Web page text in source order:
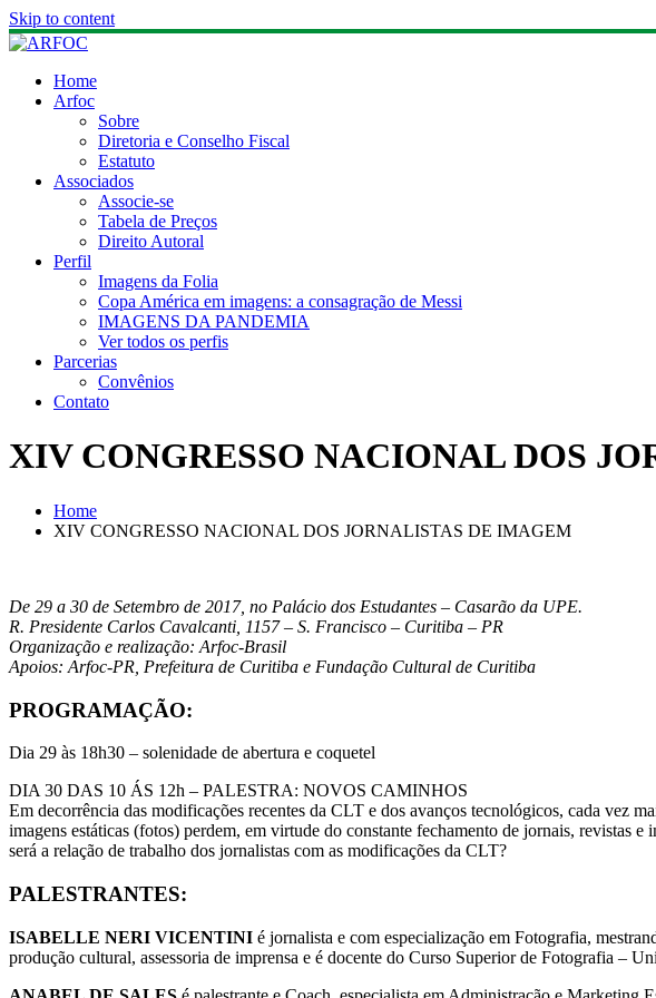
Skip to content
Home
Arfoc
Sobre
Diretoria e Conselho Fiscal
Estatuto
Associados
Associe-se
Tabela de Preços
Direito Autoral
Perfil
Imagens da Folia
Copa América em imagens: a consagração de Messi
IMAGENS DA PANDEMIA
Ver todos os perfis
Parcerias
Convênios
Contato
XIV CONGRESSO NACIONAL DOS
Home
XIV CONGRESSO NACIONAL DOS JORNALISTAS DE IMAGEM
De 29 a 30 de Setembro de 2017, no Palácio dos Estudantes – Casarão da UPE.
R. Presidente Carlos Cavalcanti, 1157 – S. Francisco – Curitiba – PR
Organização e realização: Arfoc-Brasil
Apoios: Arfoc-PR, Prefeitura de Curitiba e Fundação Cultural de Curitiba
PROGRAMAÇÃO:
Dia 29 às 18h30 – solenidade de abertura e coquetel
DIA 30 DAS 10 ÁS 12h – PALESTRA: NOVOS CAMINHOS
Em decorrência das modificações recentes da CLT e dos avanços tecnológicos, cada vez
imagens estáticas (fotos) perdem, em virtude do constante fechamento de jornais, revistas e
será a relação de trabalho dos jornalistas com as modificações da CLT?
PALESTRANTES:
ISABELLE NERI VICENTINI é jornalista e com especialização em Fotografia,
produção cultural, assessoria de imprensa e é docente do Curso Superior de Fotografia –